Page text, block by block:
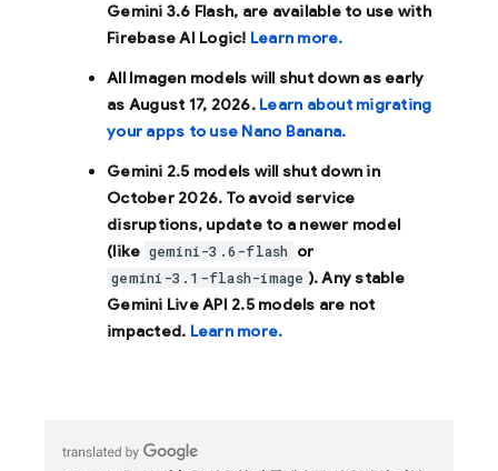
Gemini 3.6 Flash, are available to use with
Firebase AI Logic! Learn more.
All Imagen models will shut down as early
as August 17, 2026. Learn about migrating
your apps to use Nano Banana.
Gemini 2.5 models will shut down in
October 2026. To avoid service
disruptions, update to a newer model
(like gemini-3.6-flash or
gemini-3.1-flash-image ). Any stable
Gemini Live API 2.5 models are not
impacted. Learn more.